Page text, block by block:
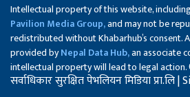
Intellectual property of this website,
Pavilion Media Group,and may not be
redistributed without Khabarhub’s consent.
provided byNepal Data Hub,an associate
intellectual property will lead to legal action.
सर्वाधिकार सुरक्षित पेभलियन मिडिया प्रा.लि |